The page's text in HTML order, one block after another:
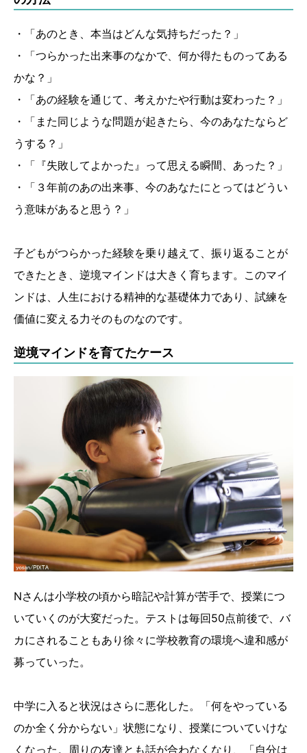
・「あのとき、本当はどんな気持ちだった？」
・「つらかった出来事のなかで、何か得たものってある
かな？」
・「あの経験を通じて、考えかたや行動は変わった？」
・「また同じような問題が起きたら、今のあなたならど
うする？」
・「『失敗してよかった』って思える瞬間、あった？」
・「３年前のあの出来事、今のあなたにとってはどうい
う意味があると思う？」
子どもがつらかった経験を乗り越えて、振り返ることが
できたとき、逆境マインドは大きく育ちます。このマイ
ンドは、人生における精神的な基礎体力であり、試練を
価値に変える力そのものなのです。
逆境マインドを育てたケース
Nさんは小学校の頃から暗記や計算が苦手で、授業につ
いていくのが大変だった。テストは毎回50点前後で、バ
カにされることもあり徐々に学校教育の環境へ違和感が
募っていった。
中学に入ると状況はさらに悪化した。「何をやっている
のか全く分からない」状態になり、授業についていけな
くなった。周りの友達とも話が合わなくなり、「自分は